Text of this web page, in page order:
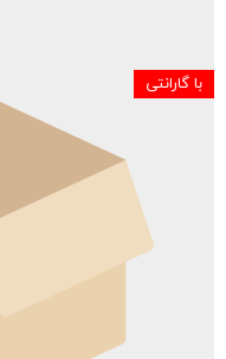
با گارانتی